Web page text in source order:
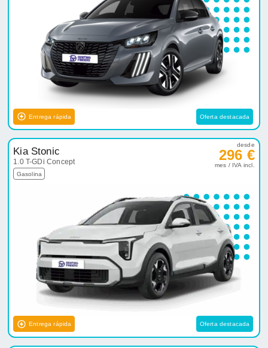
Entrega rápida Oferta destacada
Kia Stonic
1.0 T-GDi Concept
Gasolina
desde
296 €
mes / IVA incl.
Entrega rápida Oferta destacada